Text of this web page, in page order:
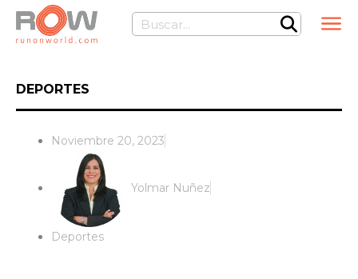
contenido
Buscar
DEPORTES
Noviembre 20, 2023
Yolmar Nuñez
Deportes